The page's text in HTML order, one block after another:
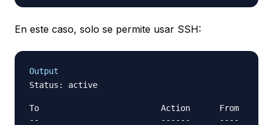
En este caso, solo se permite usar SSH:
Output
Status: active
To                         Action      From
--                         ------      ----